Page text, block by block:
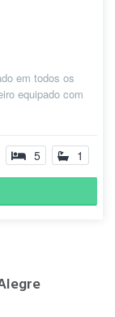
em todos os
equipado com
5 1